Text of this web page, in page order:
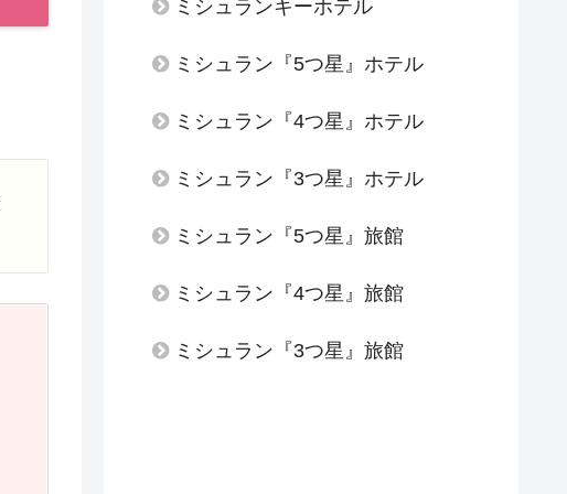
ミシュランキーホテル
ミシュラン『5つ星』ホテル
ミシュラン『4つ星』ホテル
ミシュラン『3つ星』ホテル
ミシュラン『5つ星』旅館
ミシュラン『4つ星』旅館
ミシュラン『3つ星』旅館